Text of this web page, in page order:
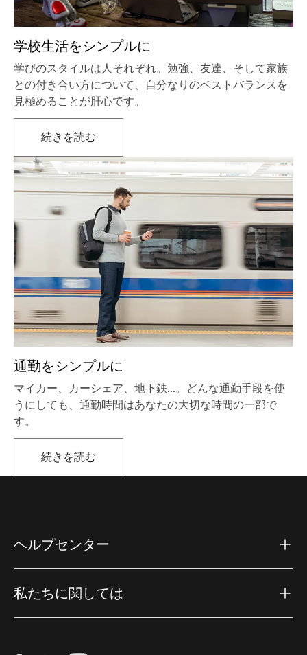
学校生活をシンプルに
学びのスタイルは人それぞれ。勉強、友達、そして家族
との付き合い方について、自分なりのベストバランスを
見極めることが肝心です。
続きを読む新しいタブで開きます
通勤をシンプルに
マイカー、カーシェア、地下鉄…。どんな通勤手段を使
うにしても、通勤時間はあなたの大切な時間の一部で
す。
続きを読む新しいタブで開きます
ヘルプセンター
私たちに関しては